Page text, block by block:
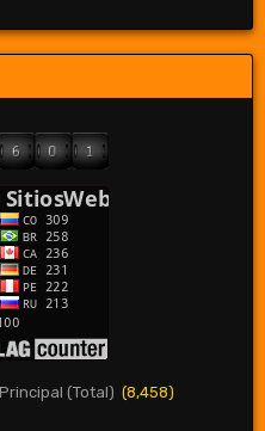
(Total) (8,458)